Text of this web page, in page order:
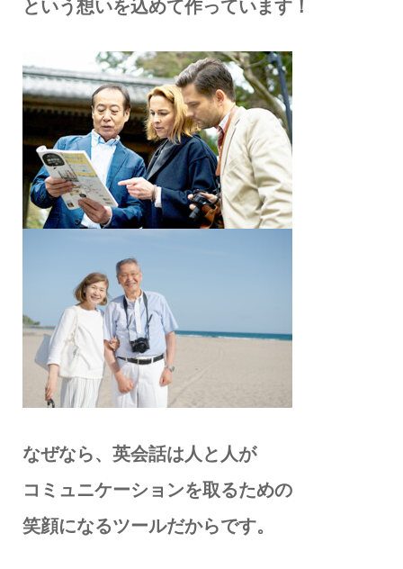
という想いを込めて作っています！
なぜなら、英会話は人と人が
コミュニケーションを取るための
笑顔になるツールだからです。